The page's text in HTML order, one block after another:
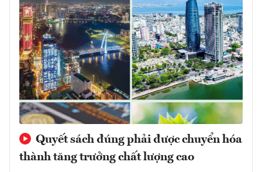
Quyết sách đúng phải được chuyển hóa
thành tăng trưởng chất lượng cao